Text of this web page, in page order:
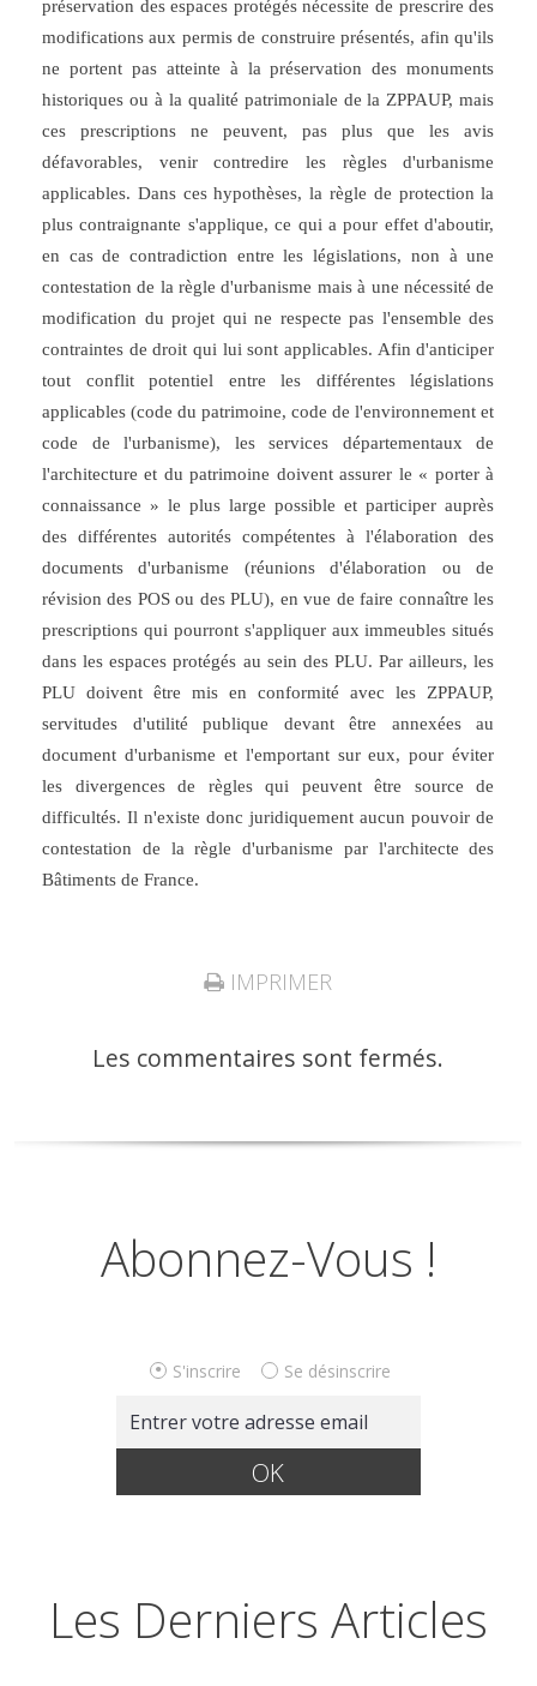
préservation des espaces protégés nécessite de prescrire des
modifications aux permis de construire présentés, afin qu'ils
ne portent pas atteinte à la préservation des monuments
historiques ou à la qualité patrimoniale de la ZPPAUP, mais
ces prescriptions ne peuvent, pas plus que les avis
défavorables, venir contredire les règles d'urbanisme
applicables. Dans ces hypothèses, la règle de protection la
plus contraignante s'applique, ce qui a pour effet d'aboutir,
en cas de contradiction entre les législations, non à une
contestation de la règle d'urbanisme mais à une nécessité de
modification du projet qui ne respecte pas l'ensemble des
contraintes de droit qui lui sont applicables. Afin d'anticiper
tout conflit potentiel entre les différentes législations
applicables (code du patrimoine, code de l'environnement et
code de l'urbanisme), les services départementaux de
l'architecture et du patrimoine doivent assurer le « porter à
connaissance » le plus large possible et participer auprès
des différentes autorités compétentes à l'élaboration des
documents d'urbanisme (réunions d'élaboration ou de
révision des POS ou des PLU), en vue de faire connaître les
prescriptions qui pourront s'appliquer aux immeubles situés
dans les espaces protégés au sein des PLU. Par ailleurs, les
PLU doivent être mis en conformité avec les ZPPAUP,
servitudes d'utilité publique devant être annexées au
document d'urbanisme et l'emportant sur eux, pour éviter
les divergences de règles qui peuvent être source de
difficultés. Il n'existe donc juridiquement aucun pouvoir de
contestation de la règle d'urbanisme par l'architecte des
Bâtiments de France.
IMPRIMER
Les commentaires sont fermés.
Abonnez-Vous !
S'inscrire Se désinscrire
Les Derniers Articles